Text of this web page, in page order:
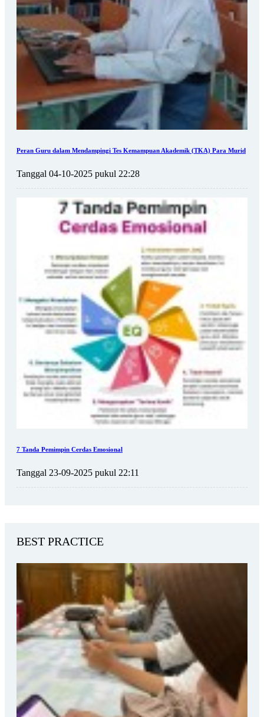
Peran Guru dalam Mendampingi Tes Kemampuan Akademik (TKA) Para Murid
Tanggal 04-10-2025 pukul 22:28
7 Tanda Pemimpin Cerdas Emosional
Tanggal 23-09-2025 pukul 22:11
BEST PRACTICE